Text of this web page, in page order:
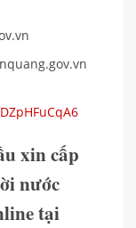
xin cấp
nước
tại